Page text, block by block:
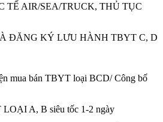
TẾ AIR/SEA/TRUCK, THỦ TỤC
ĐĂNG KÝ LƯU HÀNH TBYT C, D
mua bán TBYT loại BCD/ Công bố
A, B siêu tốc 1-2 ngày